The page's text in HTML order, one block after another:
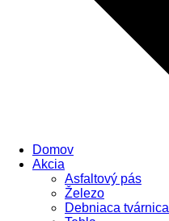
Domov
Akcia
Asfaltový pás
Železo
Debniaca tvárnica